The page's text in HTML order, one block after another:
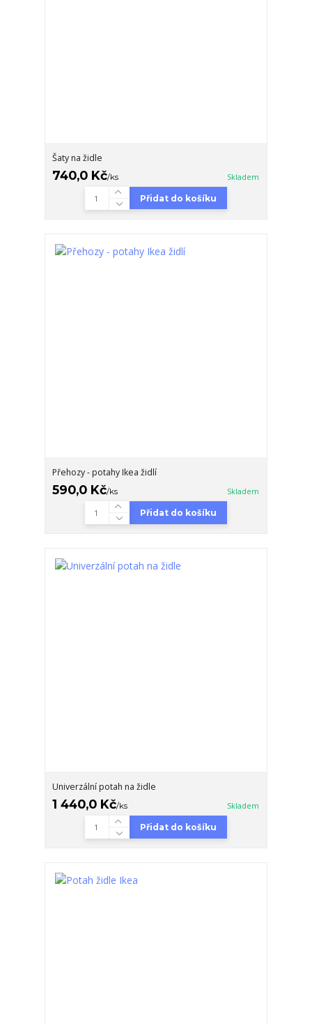
Šaty na židle
740,0 Kč/ks Skladem
Přidat do košíku
Přehozy - potahy Ikea židlí
590,0 Kč/ks Skladem
Přidat do košíku
Univerzální potah na židle
1 440,0 Kč/ks Skladem
Přidat do košíku